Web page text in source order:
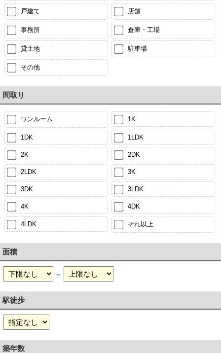
戸建て 店舗
事務所 倉庫・工場
貸土地 駐車場
その他
間取り
ワンルーム 1K
1DK 1LDK
2K 2DK
2LDK 3K
3DK 3LDK
4K 4DK
4LDK それ以上
面積
～
駅徒歩
築年数